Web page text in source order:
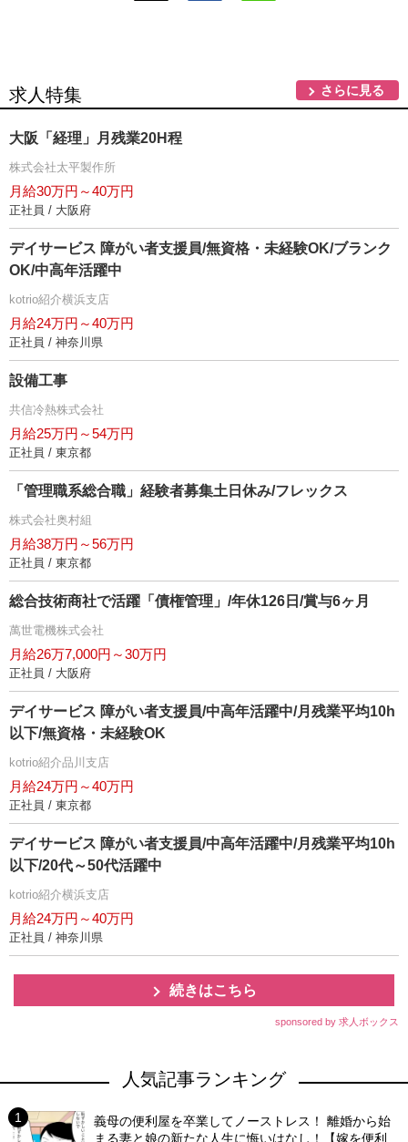
求人特集 さらに見る
大阪「経理」月残業20H程
株式会社太平製作所
月給30万円～40万円
正社員 / 大阪府
デイサービス 障がい者支援員/無資格・未経験OK/ブランク
OK/中高年活躍中
kotrio紹介横浜支店
月給24万円～40万円
正社員 / 神奈川県
設備工事
共信冷熱株式会社
月給25万円～54万円
正社員 / 東京都
「管理職系総合職」経験者募集土日休み/フレックス
株式会社奥村組
月給38万円～56万円
正社員 / 東京都
総合技術商社で活躍「債権管理」/年休126日/賞与6ヶ月
萬世電機株式会社
月給26万7,000円～30万円
正社員 / 大阪府
デイサービス 障がい者支援員/中高年活躍中/月残業平均10h
以下/無資格・未経験OK
kotrio紹介品川支店
月給24万円～40万円
正社員 / 東京都
デイサービス 障がい者支援員/中高年活躍中/月残業平均10h
以下/20代～50代活躍中
kotrio紹介横浜支店
月給24万円～40万円
正社員 / 神奈川県
続きはこちら
sponsored by 求人ボックス
人気記事ランキング
義母の便利屋を卒業してノーストレス！ 離婚から始
まる妻と娘の新たな人生に悔いはなし！【嫁を便利